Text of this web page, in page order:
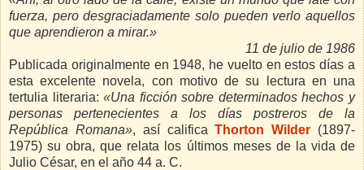
fuerza, pero desgraciadamente solo pueden verlo aquellos
que aprendieron a mirar.»
11 de julio de 1986
Publicada originalmente en 1948, he vuelto en estos días a
esta excelente novela, con motivo de su lectura en una
tertulia literaria:«Una ficción sobre determinados hechos y
personas pertenecientes a los días postreros de la
República Romana», así calificaThorton Wilder (1897-
1975) su obra, que relata los últimos meses de la vida de
Julio César, en el año 44 a. C.